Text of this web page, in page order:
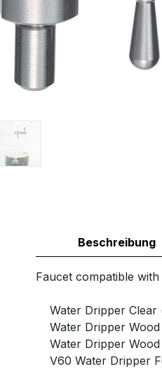
Beschreibung
Faucet compatible
Water Dripper Clear
Water Dripper Wood
Water Dripper Wood
V60 Water Dripper